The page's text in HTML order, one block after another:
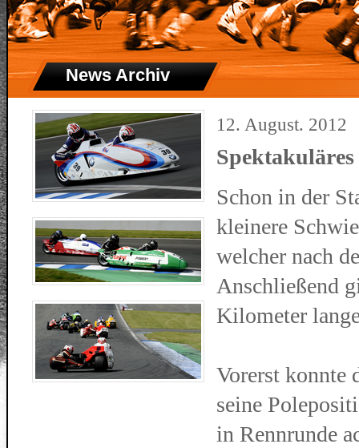
News Archiv
12. August. 2012
Schon in der
kleinere
welcher nach
Anschließend
Kilometer
Vorerst konnte
seine
in Rennrunde